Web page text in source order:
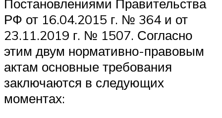
Постановлениями Правительства
РФ от 16.04.2015 г. № 364 и от
23.11.2019 г. № 1507. Согласно
этим двум нормативно-правовым
актам основные требования
заключаются в следующих
моментах: